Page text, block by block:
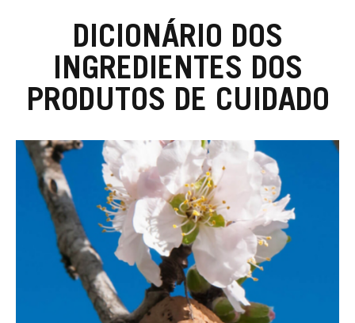
DICIONÁRIO DOS
INGREDIENTES DOS
PRODUTOS DE CUIDADO